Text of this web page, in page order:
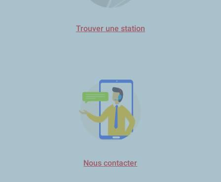
Trouver une station
Nous contacter